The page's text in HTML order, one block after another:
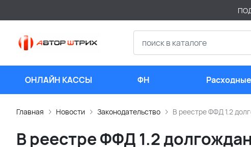
ОНЛАЙН КАССЫ ФН
Расходные
Главная Новости Законодательство В реестре ФФД 1.2
В реестре ФФД 1.2